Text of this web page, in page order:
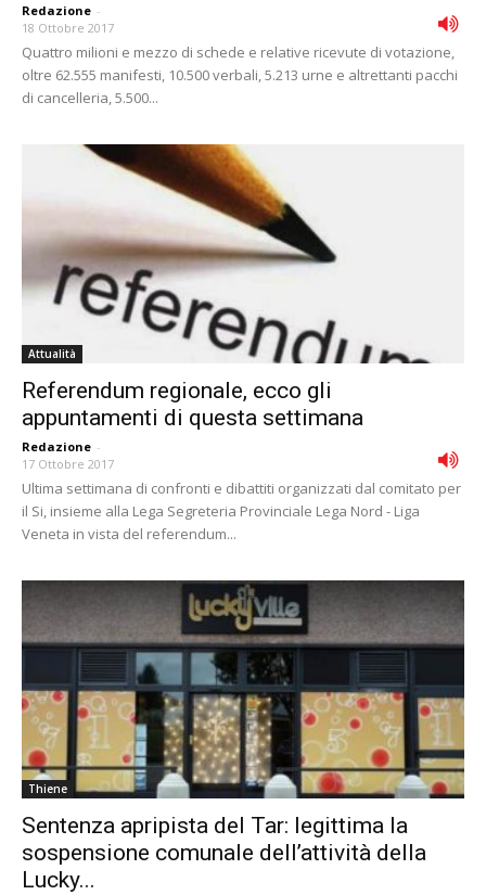
Redazione -
18 Ottobre 2017
Quattro milioni e mezzo di schede e relative ricevute di votazione,
oltre 62.555 manifesti, 10.500 verbali, 5.213 urne e altrettanti pacchi
di cancelleria, 5.500...
Attualità
Referendum regionale, ecco gli
appuntamenti di questa settimana
Redazione -
17 Ottobre 2017
Ultima settimana di confronti e dibattiti organizzati dal comitato per
il Si, insieme alla Lega Segreteria Provinciale Lega Nord - Liga
Veneta in vista del referendum...
Thiene
Sentenza apripista del Tar: legittima la
sospensione comunale dell’attività della
Lucky...